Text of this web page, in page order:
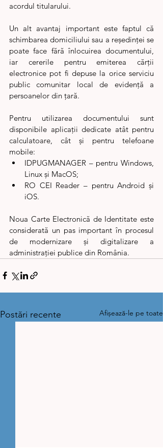
acordul titularului.
Un alt avantaj important este faptul că
schimbarea domiciliului sau a reședinței se
poate face fără înlocuirea documentului,
iar cererile pentru emiterea cărții
electronice pot fi depuse la orice serviciu
public comunitar local de evidență a
persoanelor din țară.
Pentru utilizarea documentului sunt
disponibile aplicații dedicate atât pentru
calculatoare, cât și pentru telefoane
mobile:
IDPUGMANAGER – pentru Windows,
Linux și MacOS;
RO CEI Reader – pentru Android și
iOS.
Noua Carte Electronică de Identitate este
considerată un pas important în procesul
de modernizare și digitalizare a
administrației publice din România.
Postări recente Afișează-le pe toate